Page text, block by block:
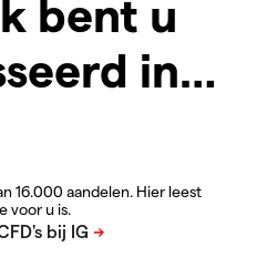
bent u
in…
16.000 aandelen. Hier leest
voor u is.